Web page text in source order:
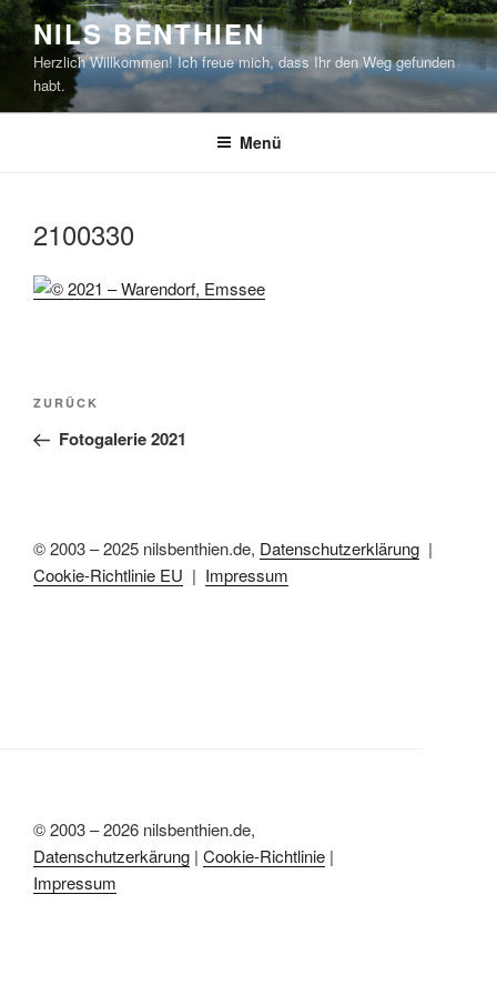
Zum
Inhalt
springen
NILS BENTHIEN
Herzlich Willkommen! Ich freue mich, dass Ihr den Weg gefunden
habt.
Menü
2100330
Beitragsnavigation
Vorheriger
Beitrag
ZURÜCK
Fotogalerie 2021
© 2003 – 2025 nilsbenthien.de, Datenschutzerklärung |
Cookie-Richtlinie EU | Impressum
© 2003 – 2026 nilsbenthien.de,
Datenschutzerkärung | Cookie-Richtlinie |
Impressum